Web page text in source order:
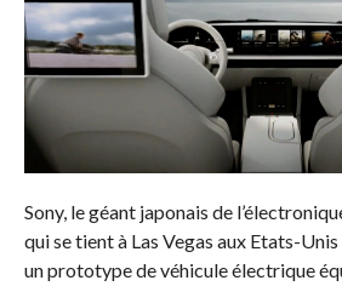
Sony, le géant japonais de
qui se tient à Las Vegas aux Etats-
un prototype de véhicule électrique